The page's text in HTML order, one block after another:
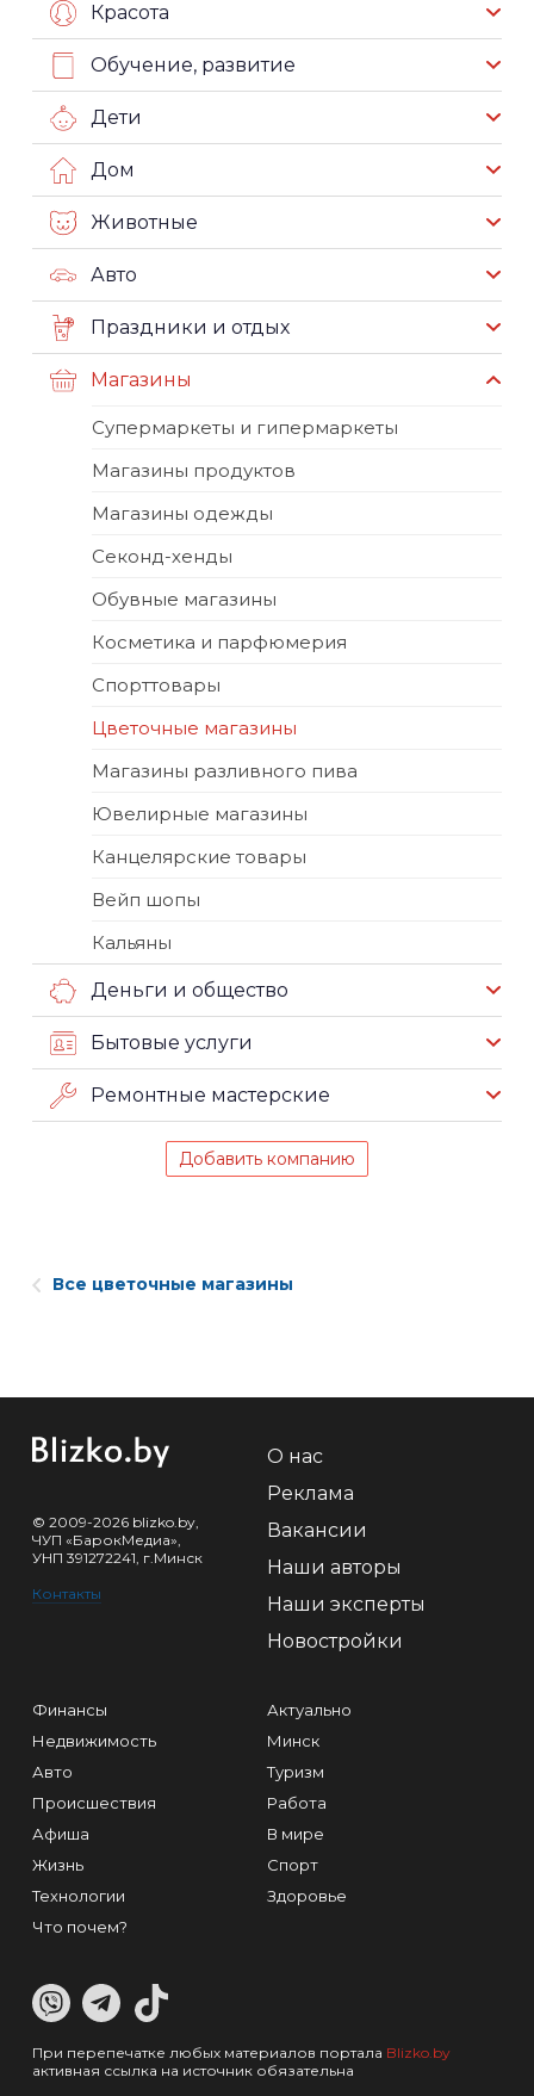
Красота
Обучение, развитие
Дети
Дом
Животные
Авто
Праздники и отдых
Магазины
Супермаркеты и гипермаркеты
Магазины продуктов
Магазины одежды
Секонд-хенды
Обувные магазины
Косметика и парфюмерия
Спорттовары
Цветочные магазины
Магазины разливного пива
Ювелирные магазины
Канцелярские товары
Вейп шопы
Кальяны
Деньги и общество
Бытовые услуги
Ремонтные мастерские
Добавить компанию
Все цветочные магазины
© 2009-2026 blizko.by,
ЧУП «БарокМедиа»,
УНП 391272241, г.Минск
Контакты
О нас
Реклама
Вакансии
Наши авторы
Наши эксперты
Новостройки
Финансы
Недвижимость
Авто
Происшествия
Афиша
Жизнь
Технологии
Что почем?
Актуально
Минск
Туризм
Работа
В мире
Спорт
Здоровье
При перепечатке любых материалов портала Blizko.by
активная ссылка на источник обязательна